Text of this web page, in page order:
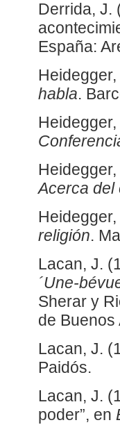
Derrida, J.
España:
habla.
Acerca del
religión.
Lacan, J.
´Une-
Sherar y
de Buenos
Lacan, J.
Paidós.
Lacan, J.
poder”, en